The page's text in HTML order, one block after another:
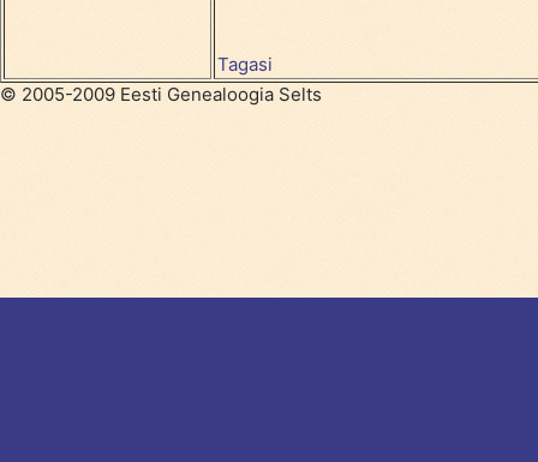
Tagasi
© 2005-2009 Eesti Genealoogia Selts